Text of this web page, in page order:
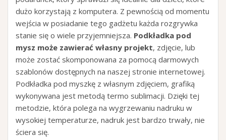
dużo korzystają z komputera. Z pewnością od momentu
wejścia w posiadanie tego gadżetu każda rozgrywka
stanie się o wiele przyjemniejsza. Podkładka pod
mysz może zawierać własny projekt, zdjęcie, lub
może zostać skomponowana za pomocą darmowych
szablonów dostępnych na naszej stronie internetowej.
Podkładka pod myszkę z własnym zdjęciem, grafiką
wykonywana jest metodą termo sublimacji. Dzięki tej
metodzie, która polega na wygrzewaniu nadruku w
wysokiej temperaturze, nadruk jest bardzo trwały, nie
ściera się.